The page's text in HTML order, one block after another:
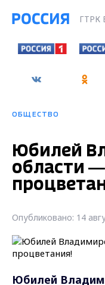
ГТРК
ОБЩЕСТВО
Юбилей
области —
Опубликовано: 14
Юбилей